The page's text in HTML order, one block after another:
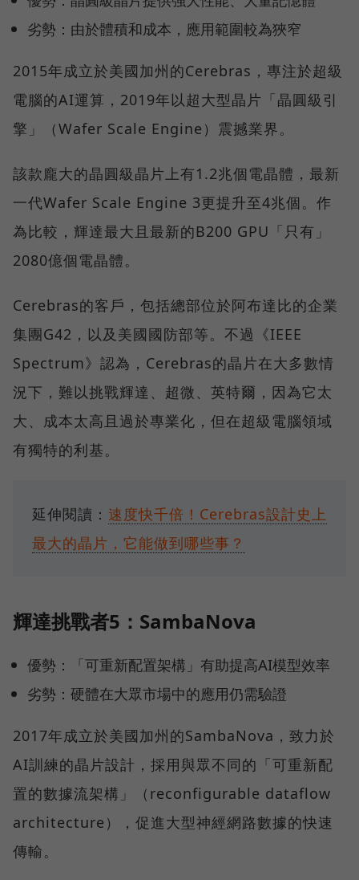
劣勢：由於體積和成本，應用範圍較為狹窄
2015年成立於美國加州的Cerebras，專注於超級
電腦的AI運算，2019年以超大型晶片「晶圓級引
擎」（Wafer Scale Engine）震撼業界。
該款龐大的晶圓級晶片上有1.2兆個電晶體，最新
一代Wafer Scale Engine 3更提升至4兆個。作
為比較，輝達最大且最新的B200 GPU「只有」
2080億個電晶體。
Cerebras的客戶，包括總部位於阿布達比的企業
集團G42，以及美國國防部等。不過《IEEE
Spectrum》認為，Cerebras的晶片在大多數情
況下，難以挑戰輝達、超微、英特爾，因為它太
大、成本太高且過於專業化，但在超級電腦領域
有獨特的利基。
延伸閱讀： 速度快千倍！Cerebras設計史上
最大的晶片，它能做到哪些事？
輝達挑戰者5：SambaNova
優勢：「可重新配置架構」有助提高AI模型效率
劣勢：硬體在大眾市場中的應用仍需驗證
2017年成立於美國加州的SambaNova，致力於
AI訓練的晶片設計，採用與眾不同的「可重新配
置的數據流架構」（reconfigurable dataflow
architecture），促進大型神經網路數據的快速
傳輸。